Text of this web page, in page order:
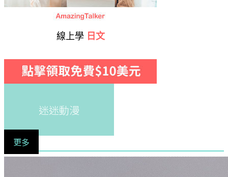
線上學 日文
迷迷動漫
更多